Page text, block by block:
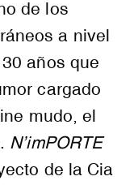
de los
a nivel
años que
cargado
mudo, el
N’imPORTE
de la Cia